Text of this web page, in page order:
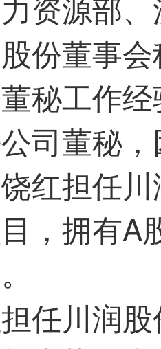
份董事
董秘工作
司董秘
红担任
，拥有A
任川润